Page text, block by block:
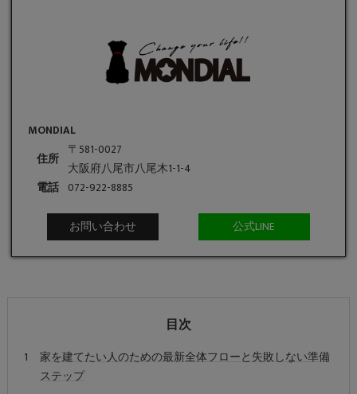
MONDIAL
住所
〒581-0027
大阪府八尾市八尾木1-1-4
電話 072-922-8885
お問い合わせ 公式LINE
目次
家を建てたい人のための最新全体フローと失敗しない準備
ステップ